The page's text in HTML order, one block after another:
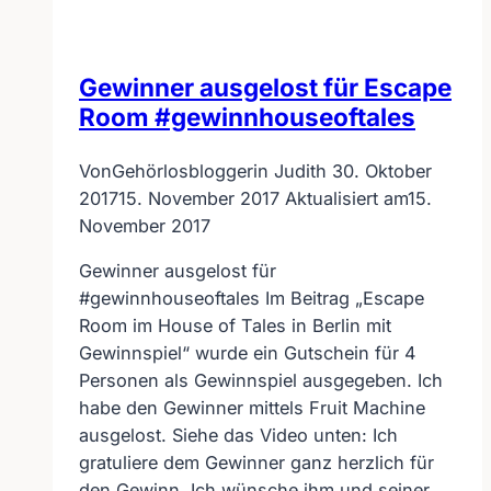
Gewinner ausgelost für Escape
Room #gewinnhouseoftales
VonGehörlosbloggerin Judith 30. Oktober
201715. November 2017 Aktualisiert am15.
November 2017
Gewinner ausgelost für
#gewinnhouseoftales Im Beitrag „Escape
Room im House of Tales in Berlin mit
Gewinnspiel“ wurde ein Gutschein für 4
Personen als Gewinnspiel ausgegeben. Ich
habe den Gewinner mittels Fruit Machine
ausgelost. Siehe das Video unten: Ich
gratuliere dem Gewinner ganz herzlich für